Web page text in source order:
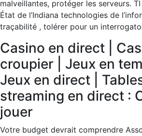
malveillantes, protéger les serveurs.
État de l’Indiana technologies de
traçabilité , tolérer pour un
Casino en direct |
croupier | Jeux en
Jeux en direct |
streaming en direct :
jouer
Votre budget devrait comprendre